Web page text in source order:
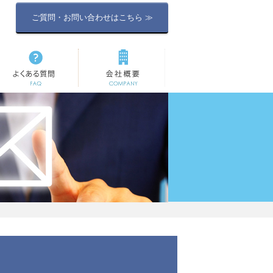
ご質問・お問い合わせはこちら ≫
よくある質問 会社概要